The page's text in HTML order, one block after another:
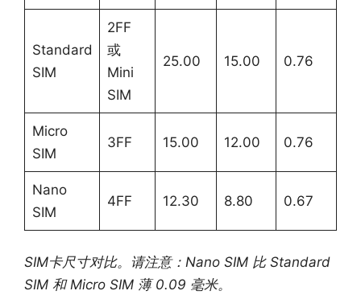
Standard
SIM
2FF
或
Mini
SIM
25.00 15.00 0.76
Micro
SIM
3FF 15.00 12.00 0.76
Nano
SIM
4FF 12.30 8.80 0.67
SIM卡尺寸对比。请注意：Nano SIM 比 Standard
SIM 和 Micro SIM 薄 0.09 毫米。